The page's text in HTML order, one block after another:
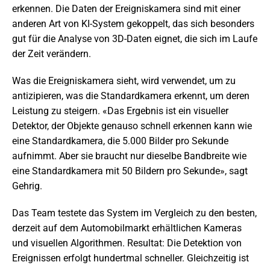
erkennen. Die Daten der Ereigniskamera sind mit einer
anderen Art von KI-System gekoppelt, das sich besonders
gut für die Analyse von 3D-Daten eignet, die sich im Laufe
der Zeit verändern.
Was die Ereigniskamera sieht, wird verwendet, um zu
antizipieren, was die Standardkamera erkennt, um deren
Leistung zu steigern. «Das Ergebnis ist ein visueller
Detektor, der Objekte genauso schnell erkennen kann wie
eine Standardkamera, die 5.000 Bilder pro Sekunde
aufnimmt. Aber sie braucht nur dieselbe Bandbreite wie
eine Standardkamera mit 50 Bildern pro Sekunde», sagt
Gehrig.
Das Team testete das System im Vergleich zu den besten,
derzeit auf dem Automobilmarkt erhältlichen Kameras
und visuellen Algorithmen. Resultat: Die Detektion von
Ereignissen erfolgt hundertmal schneller. Gleichzeitig ist